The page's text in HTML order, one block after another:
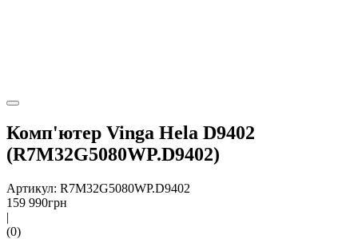
Комп'ютер Vinga Hela D9402
(R7M32G5080WP.D9402)
Артикул: R7M32G5080WP.D9402
159 990грн
|
(0)